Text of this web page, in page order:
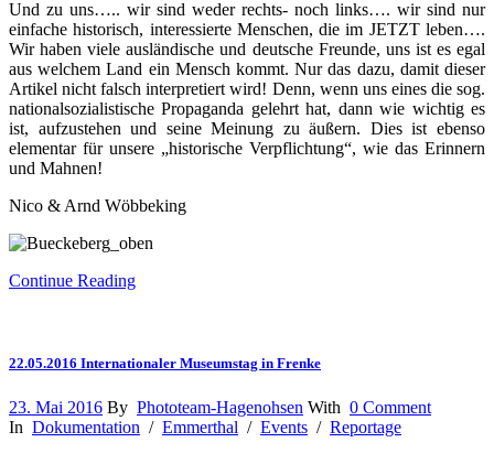
Und zu uns….. wir sind weder rechts- noch links…. wir sind nur
einfache historisch, interessierte Menschen, die im JETZT leben….
Wir haben viele ausländische und deutsche Freunde, uns ist es egal
aus welchem Land ein Mensch kommt. Nur das dazu, damit dieser
Artikel nicht falsch interpretiert wird! Denn, wenn uns eines die sog.
nationalsozialistische Propaganda gelehrt hat, dann wie wichtig es
ist, aufzustehen und seine Meinung zu äußern. Dies ist ebenso
elementar für unsere „historische Verpflichtung“, wie das Erinnern
und Mahnen!
Nico & Arnd Wöbbeking
Continue Reading
22.05.2016 Internationaler Museumstag in Frenke
23. Mai 2016 By Phototeam-Hagenohsen With 0 Comment
In Dokumentation / Emmerthal / Events / Reportage